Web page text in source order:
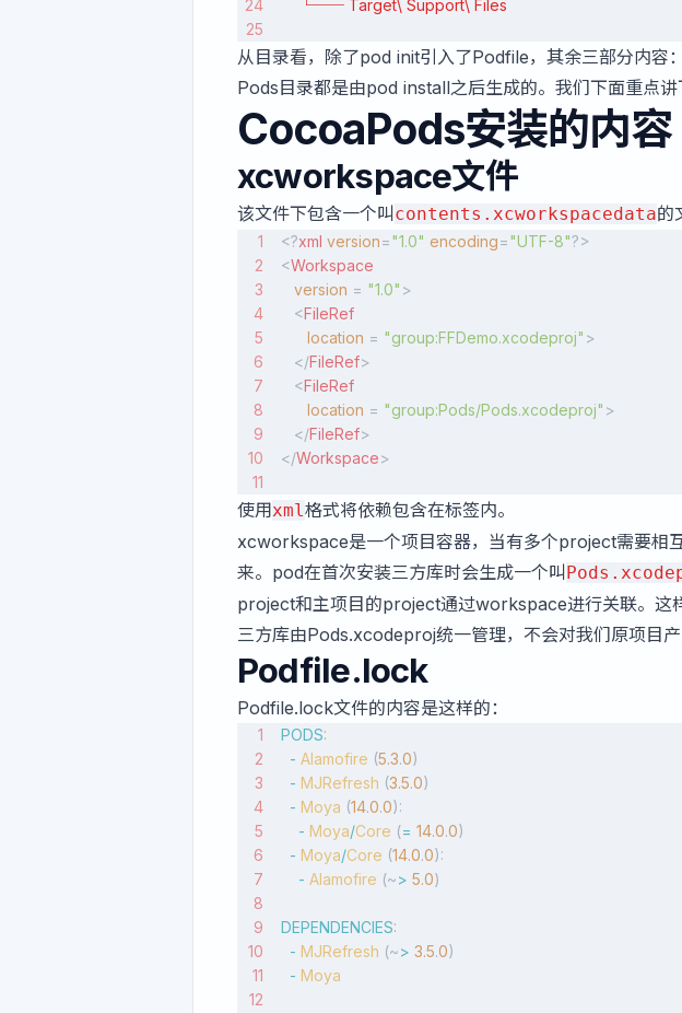
    └── Target\ Support\ Files
从目录看，除了pod init引入了Podfile，其余三部分内
Pods目录都是由pod install之后生成的。我们下面重点讲
CocoaPods安装的内容
xcworkspace文件
该文件下包含一个叫 contents.xcworkspacedata的
<?xml version="1.0" encoding="UTF-8"?>
<Workspace
   version
= "1.0" >
   <
FileRef
      location
= "group:FFDemo.xcodeproj" >
   </
FileRef>
   <
FileRef
      location
= "group:Pods/Pods.xcodeproj" >
   </
FileRef>
</Workspace>
使用xml格式将依赖包含在标签内。
xcworkspace是一个项目容器，当有多个project需要相
来。pod在首次安装三方库时会生成一个叫
project和主项目的project通过workspace进行关联。这
三方库由Pods.xcodeproj统一管理，不会对我们原项目产
Podfile.lock
Podfile.lock文件的内容是这样的：
PODS:
  -
Alamofire (5.3.0)
  -
MJRefresh (3.5.0)
  -
Moya (14.0.0):
    -
Moya/Core (= 14.0.0)
  -
Moya/Core (14.0.0):
    -
Alamofire (~> 5.0)
DEPENDENCIES:
  -
MJRefresh (~> 3.5.0)
  -
Moya